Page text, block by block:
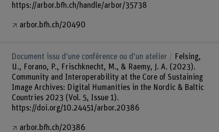
https://arbor.bfh.ch/handle/arbor/35738
arbor.bfh.ch/20490
Document issu d'une conférence ou d'un atelier
Felsing,
U., Forano, P., Frischknecht, M., & Raemy, J. A. (2023).
Community and Interoperability at the Core of Sustaining
Image Archives: Digital Humanities in the Nordic & Baltic
Countries 2023 (Vol. 5, Issue 1).
https://doi.org/10.24451/arbor.20386
arbor.bfh.ch/20386